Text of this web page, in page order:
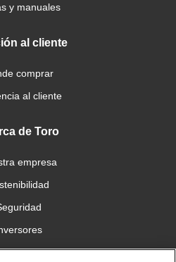
y manuales
al cliente
comprar
al cliente
de Toro
empresa
Trabajo